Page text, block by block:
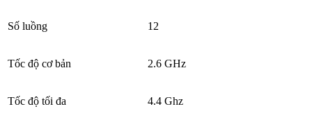
Số luồng 12
Tốc độ cơ bản 2.6 GHz
Tốc độ tối đa 4.4 Ghz